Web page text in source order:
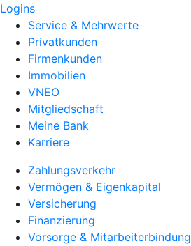
Logins
Service & Mehrwerte
Privatkunden
Firmenkunden
Immobilien
VNEO
Mitgliedschaft
Meine Bank
Karriere
Zahlungsverkehr
Vermögen & Eigenkapital
Versicherung
Finanzierung
Vorsorge & Mitarbeiterbindung